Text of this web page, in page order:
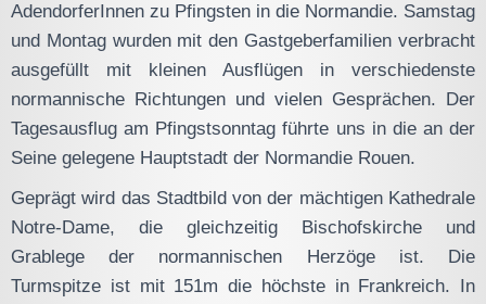
AdendorferInnen zu Pfingsten in die Normandie. Samstag
und Montag wurden mit den Gastgeberfamilien verbracht
ausgefüllt mit kleinen Ausflügen in verschiedenste
normannische Richtungen und vielen Gesprächen. Der
Tagesausflug am Pfingstsonntag führte uns in die an der
Seine gelegene Hauptstadt der Normandie Rouen.
Geprägt wird das Stadtbild von der mächtigen Kathedrale
Notre-Dame, die gleichzeitig Bischofskirche und
Grablege der normannischen Herzöge ist. Die
Turmspitze ist mit 151m die höchste in Frankreich. In